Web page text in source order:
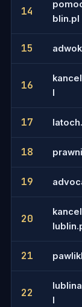
14
blin.pl
15
16
l
17
18
19
20
21
22
l